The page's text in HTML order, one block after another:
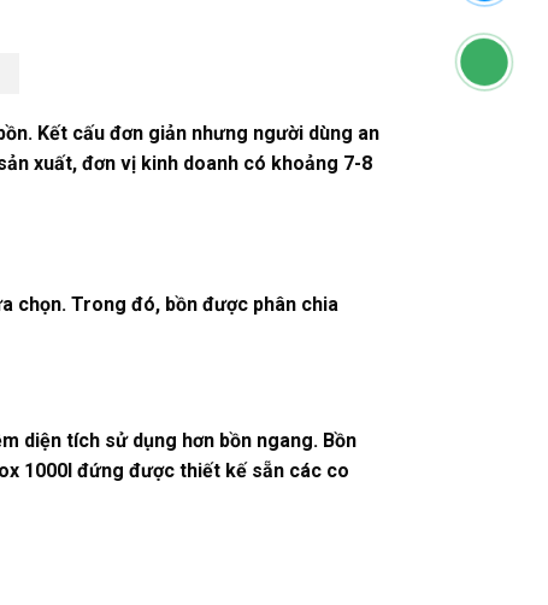
Kết cấu đơn giản nhưng người dùng an
xuất, đơn vị kinh doanh có khoảng 7-8
chọn. Trong đó, bồn được phân chia
diện tích sử dụng hơn bồn ngang. Bồn
1000l đứng được thiết kế sẵn các co